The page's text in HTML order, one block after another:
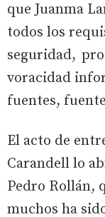
que Juanma
todos los
seguridad,
voracidad
fuentes,
El acto de
Carandell lo
Pedro Rollán,
muchos ha